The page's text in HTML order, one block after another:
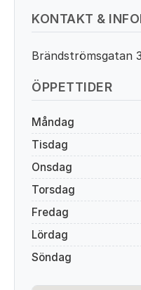
KONTAKT &
Brändströmsgatan
ÖPPETTIDER
Måndag
Tisdag
Onsdag
Torsdag
Fredag
Lördag
Söndag